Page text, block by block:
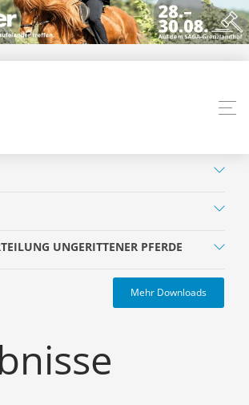
UNGERITTENER PFERDE
Mehr Downloads